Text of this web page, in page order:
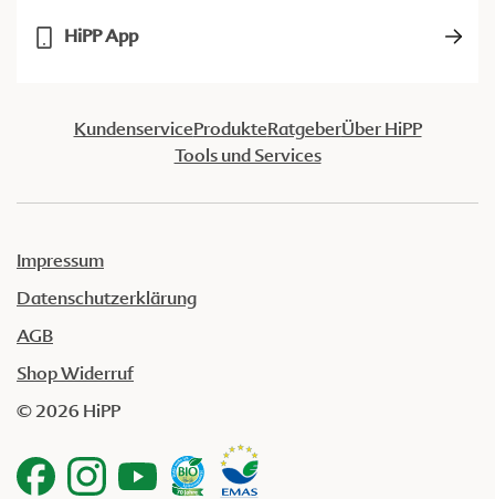
HiPP App
KundenserviceProdukteRatgeberÜber HiPP
Tools und Services
Impressum
Datenschutzerklärung
AGB
Shop Widerruf
© 2026 HiPP